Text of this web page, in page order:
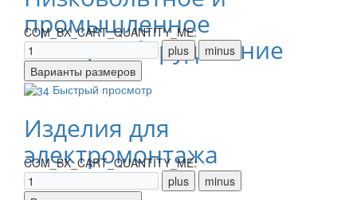
промышленное
электрооборудование
COM_BX_CART_QUANTITY_ME:
Быстрый просмотр
Изделия для
электромонтажа
COM_BX_CART_QUANTITY_ME: